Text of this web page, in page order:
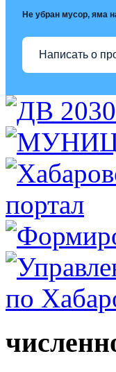
Не убран мусор, яма
Написать о